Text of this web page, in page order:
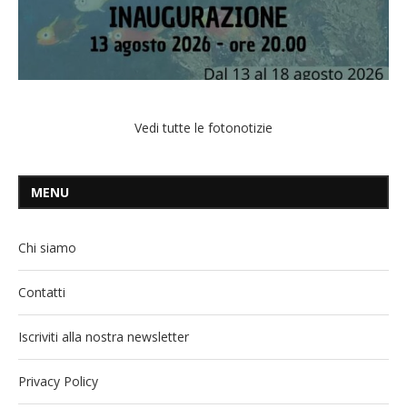
Vedi tutte le fotonotizie
MENU
Chi siamo
Contatti
Iscriviti alla nostra newsletter
Privacy Policy